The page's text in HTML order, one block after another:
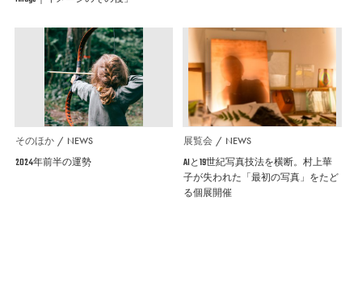
そのほか NEWS
2024年前半の運勢
展覧会 NEWS
AIと19世紀写真技法を横断。村上華
子が失われた「最初の写真」をたど
る個展開催